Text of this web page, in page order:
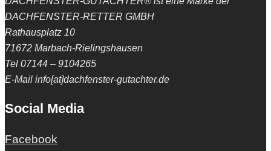
DACHFENSTER-RETTER GMBH
Rathausplatz 10
71672 Marbach-Rielingshausen
Tel 07144 – 9104265
E-Mail info[at]dachfenster-gutachter.de
Social Media
Facebook